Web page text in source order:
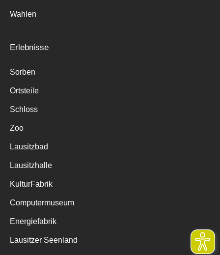
Wahlen
Erlebnisse
Sorben
Ortsteile
Schloss
Zoo
Lausitzbad
Lausitzhalle
KulturFabrik
Computermuseum
Energiefabrik
Lausitzer Seenland